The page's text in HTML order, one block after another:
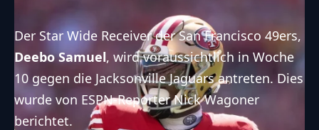
Der Star Wide Receiver der San Francisco 49ers,
Deebo Samuel, wird voraussichtlich in Woche
10 gegen die Jacksonville Jaguars antreten. Dies
wurde von ESPN-ReporterNick Wagoner
berichtet.